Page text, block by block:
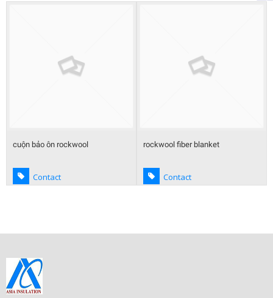
cuộn bảo ôn rockwool
Contact
rockwool fiber blanket
Contact